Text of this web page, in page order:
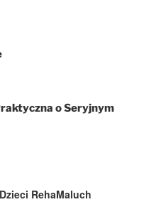
o Seryjnym
RehaMaluch